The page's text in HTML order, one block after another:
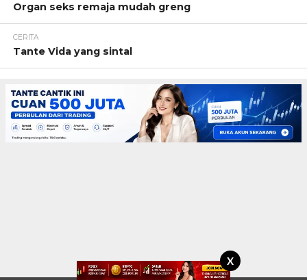
X
Organ seks remaja mudah greng
CERITA
Tante Vida yang sintal